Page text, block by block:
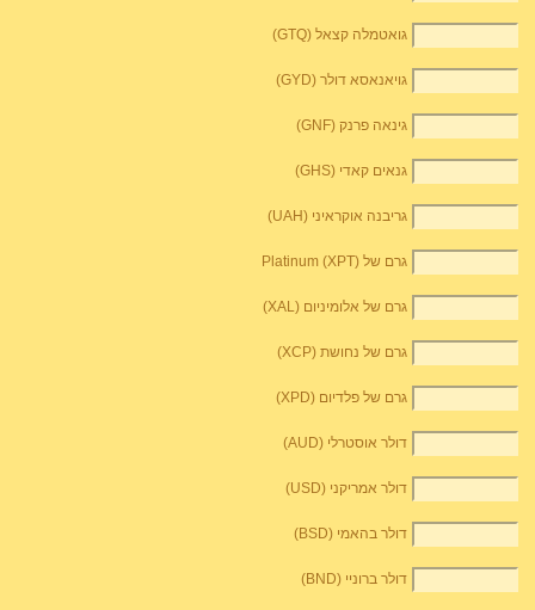
גואטמלה קצאל (GTQ)
גויאנאסא דולר (GYD)
גינאה פרנק (GNF)
גנאים קאדי (GHS)
גריבנה אוקראיני (UAH)
גרם של Platinum (XPT)
גרם של אלומיניום (XAL)
גרם של נחושת (XCP)
גרם של פלדיום (XPD)
דולר אוסטרלי (AUD)
דולר אמריקני (USD)
דולר בהאמי (BSD)
דולר ברוניי (BND)